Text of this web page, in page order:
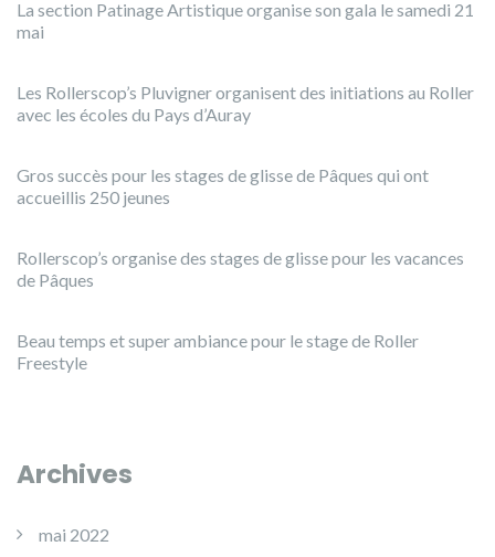
La section Patinage Artistique organise son gala le samedi 21
mai
Les Rollerscop’s Pluvigner organisent des initiations au Roller
avec les écoles du Pays d’Auray
Gros succès pour les stages de glisse de Pâques qui ont
accueillis 250 jeunes
Rollerscop’s organise des stages de glisse pour les vacances
de Pâques
Beau temps et super ambiance pour le stage de Roller
Freestyle
Archives
mai 2022